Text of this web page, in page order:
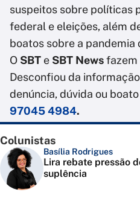
suspeitos sobre políticas
federal e eleições, além
boatos sobre a pandemia
O SBT e SBT Newsfazem
Desconfiou da
denúncia, dúvida ou
97045 4984.
Colunistas
Basília Rodrigues
Lira rebate pressão
suplência